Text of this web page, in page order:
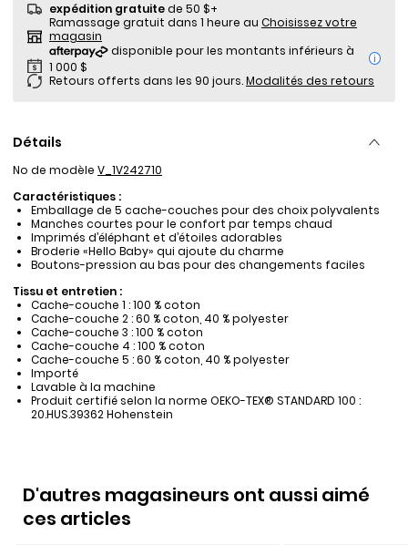
expédition gratuitede 50 $+
Ramassage gratuit dans 1 heure au Choisissez votre
magasin
i
Retours offerts dans les 90 jours.Modalités des retours
Détails
No de modèle V_1V242710
Caractéristiques :
Emballage de 5 cache-couches pour des choix polyvalents
Manches courtes pour le confort par temps chaud
Imprimés d’éléphant et d’étoiles adorables
Broderie «Hello Baby» qui ajoute du charme
Boutons-pression au bas pour des changements faciles
Tissu et entretien :
Cache-couche 1 : 100 % coton
Cache-couche 2 : 60 % coton, 40 % polyester
Cache-couche 3 : 100 % coton
Cache-couche 4 : 100 % coton
Cache-couche 5 : 60 % coton, 40 % polyester
Importé
Lavable à la machine
Produit certifié selon la norme OEKO-TEX® STANDARD 100 :
20.HUS.39362 Hohenstein
D'autres magasineurs ont aussi aimé
ces articles